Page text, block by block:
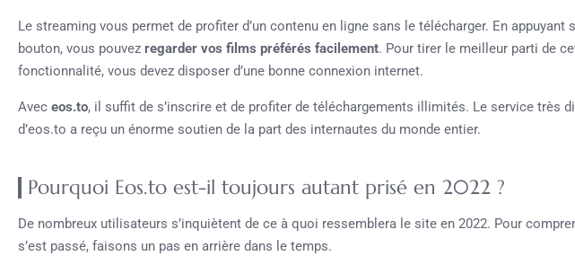
Le streaming vous permet de profiter d’un contenu en ligne sans le télécharger. En appuyant
bouton, vous pouvez regarder vos films préférés facilement. Pour tirer le meilleur parti de
fonctionnalité, vous devez disposer d’une bonne connexion internet.
Avec eos.to, il suffit de s’inscrire et de profiter de téléchargements illimités. Le service très
d’eos.to a reçu un énorme soutien de la part des internautes du monde entier.
Pourquoi Eos.to est-il toujours autant prisé en 2022 ?
De nombreux utilisateurs s’inquiètent de ce à quoi ressemblera le site en 2022. Pour
s’est passé, faisons un pas en arrière dans le temps.